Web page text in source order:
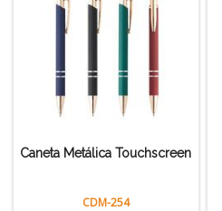
Caneta Metálica Touchscreen
CDM-254